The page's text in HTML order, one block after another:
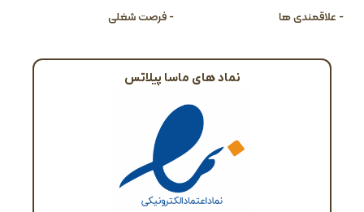
- علاقمندی ها
- فرصت شغلی
نماد های ماسا پیلاتس